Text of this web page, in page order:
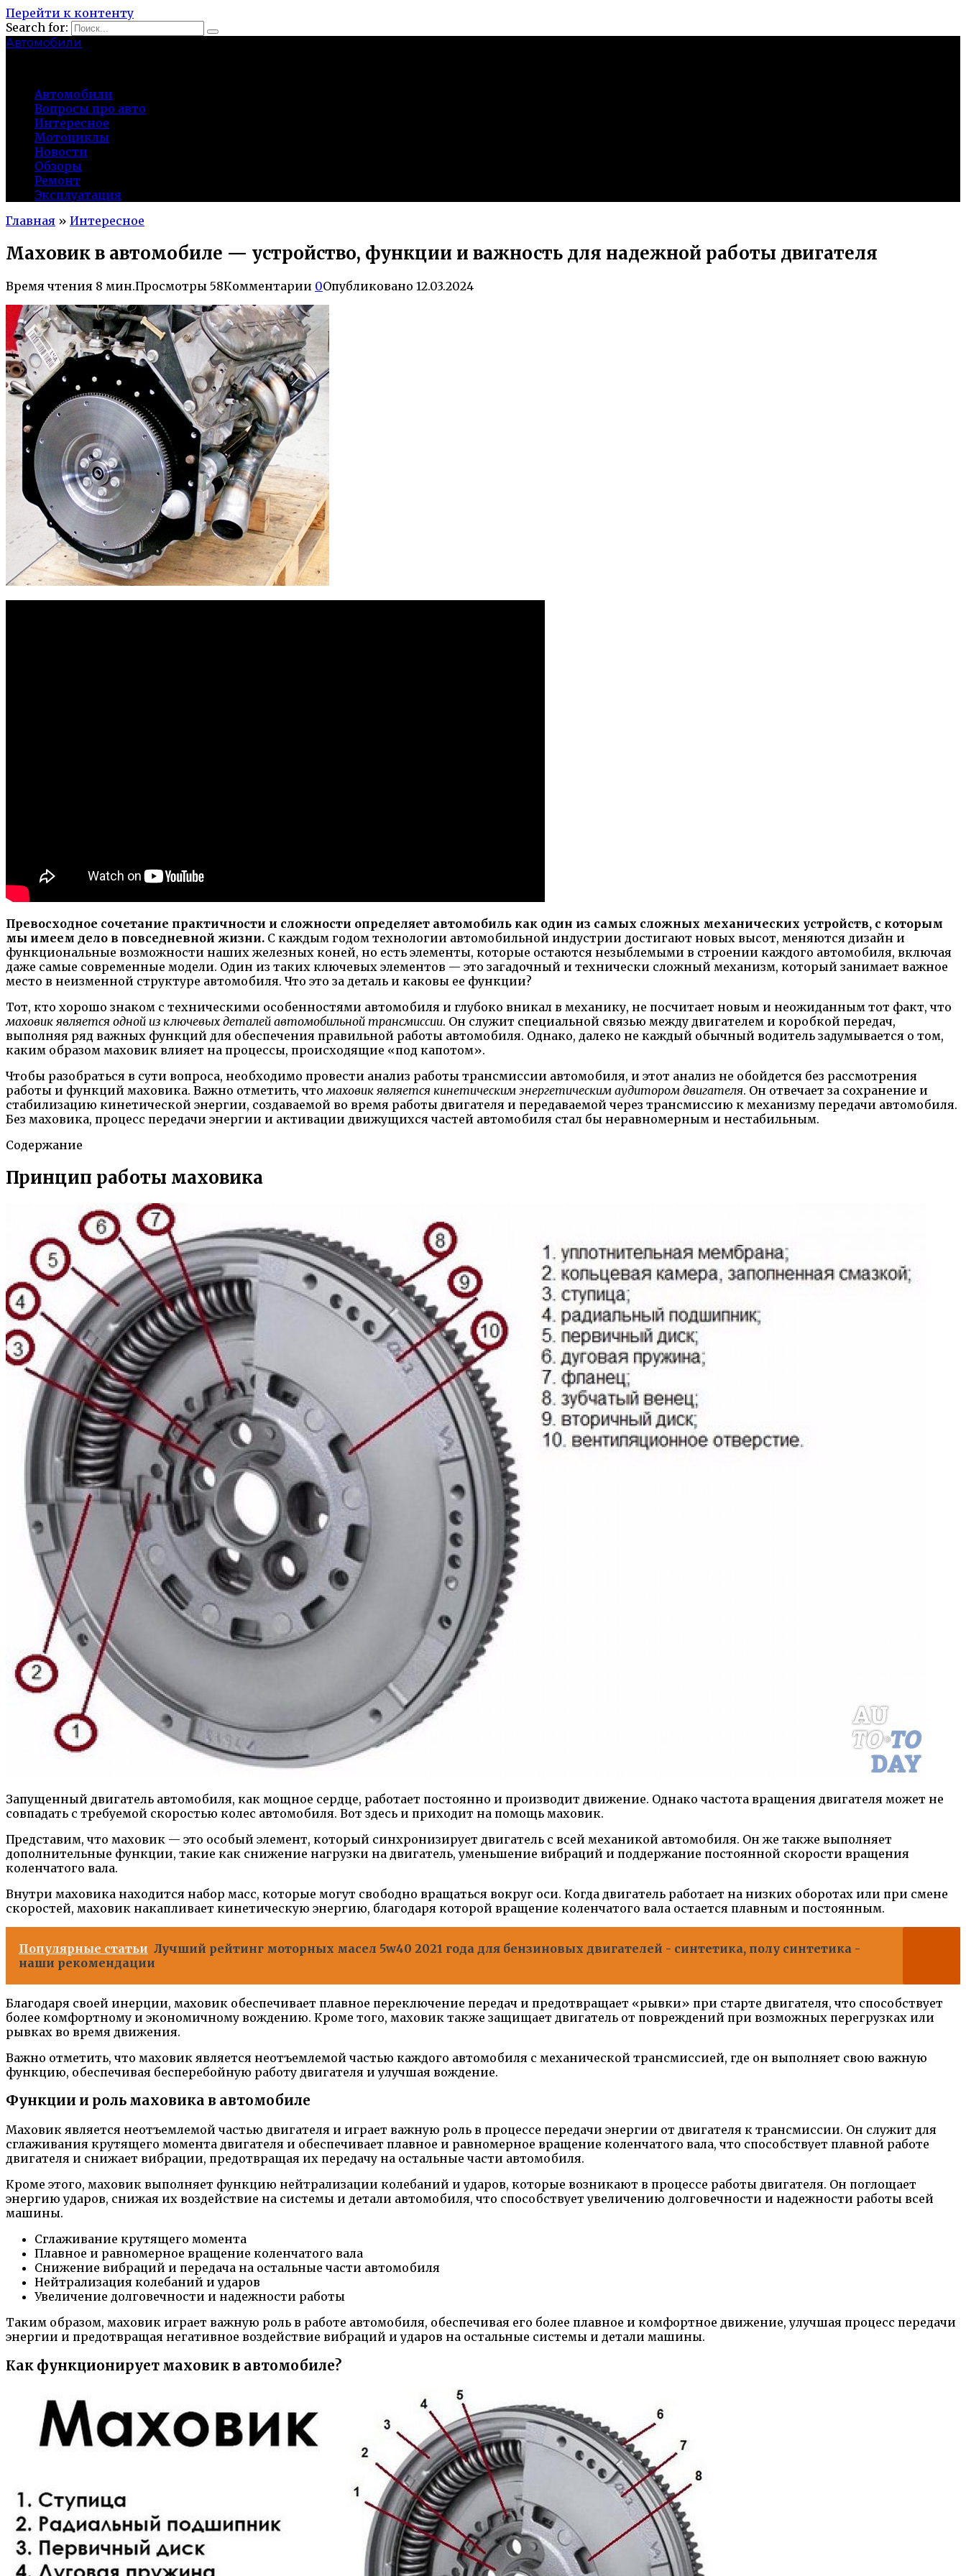
Перейти к контенту
Search for:
Автомобили
Автомобили
Вопросы про авто
Интересное
Мотоциклы
Новости
Обзоры
Ремонт
Эксплуатация
Главная » Интересное
Маховик в автомобиле — устройство, функции и важность для надежной работы двигателя
Время чтения 8 мин.Просмотры 58Комментарии 0Опубликовано 12.03.2024
Превосходное сочетание практичности и сложности определяет автомобиль как один из самых сложных механических устройств, с которым
мы имеем дело в повседневной жизни. С каждым годом технологии автомобильной индустрии достигают новых высот, меняются дизайн и
функциональные возможности наших железных коней, но есть элементы, которые остаются незыблемыми в строении каждого автомобиля, включая
даже самые современные модели. Один из таких ключевых элементов — это загадочный и технически сложный механизм, который занимает важное
место в неизменной структуре автомобиля. Что это за деталь и каковы ее функции?
Тот, кто хорошо знаком с техническими особенностями автомобиля и глубоко вникал в механику, не посчитает новым и неожиданным тот факт, что
маховик является одной из ключевых деталей автомобильной трансмиссии. Он служит специальной связью между двигателем и коробкой передач,
выполняя ряд важных функций для обеспечения правильной работы автомобиля. Однако, далеко не каждый обычный водитель задумывается о том,
каким образом маховик влияет на процессы, происходящие «под капотом».
Чтобы разобраться в сути вопроса, необходимо провести анализ работы трансмиссии автомобиля, и этот анализ не обойдется без рассмотрения
работы и функций маховика. Важно отметить, чтомаховик является кинетическим энергетическим аудитором двигателя. Он отвечает за сохранение и
стабилизацию кинетической энергии, создаваемой во время работы двигателя и передаваемой через трансмиссию к механизму передачи автомобиля.
Без маховика, процесс передачи энергии и активации движущихся частей автомобиля стал бы неравномерным и нестабильным.
Содержание
Принцип работы маховика
Запущенный двигатель автомобиля, как мощное сердце, работает постоянно и производит движение. Однако частота вращения двигателя может не
совпадать с требуемой скоростью колес автомобиля. Вот здесь и приходит на помощь маховик.
Представим, что маховик — это особый элемент, который синхронизирует двигатель с всей механикой автомобиля. Он же также выполняет
дополнительные функции, такие как снижение нагрузки на двигатель, уменьшение вибраций и поддержание постоянной скорости вращения
коленчатого вала.
Внутри маховика находится набор масс, которые могут свободно вращаться вокруг оси. Когда двигатель работает на низких оборотах или при смене
скоростей, маховик накапливает кинетическую энергию, благодаря которой вращение коленчатого вала остается плавным и постоянным.
Популярные статьи Лучший рейтинг моторных масел 5w40 2021 года для бензиновых двигателей - синтетика, полу синтетика -
наши рекомендации
Благодаря своей инерции, маховик обеспечивает плавное переключение передач и предотвращает «рывки» при старте двигателя, что способствует
более комфортному и экономичному вождению. Кроме того, маховик также защищает двигатель от повреждений при возможных перегрузках или
рывках во время движения.
Важно отметить, что маховик является неотъемлемой частью каждого автомобиля с механической трансмиссией, где он выполняет свою важную
функцию, обеспечивая бесперебойную работу двигателя и улучшая вождение.
Функции и роль маховика в автомобиле
Маховик является неотъемлемой частью двигателя и играет важную роль в процессе передачи энергии от двигателя к трансмиссии. Он служит для
сглаживания крутящего момента двигателя и обеспечивает плавное и равномерное вращение коленчатого вала, что способствует плавной работе
двигателя и снижает вибрации, предотвращая их передачу на остальные части автомобиля.
Кроме этого, маховик выполняет функцию нейтрализации колебаний и ударов, которые возникают в процессе работы двигателя. Он поглощает
энергию ударов, снижая их воздействие на системы и детали автомобиля, что способствует увеличению долговечности и надежности работы всей
машины.
Сглаживание крутящего момента
Плавное и равномерное вращение коленчатого вала
Снижение вибраций и передача на остальные части автомобиля
Нейтрализация колебаний и ударов
Увеличение долговечности и надежности работы
Таким образом, маховик играет важную роль в работе автомобиля, обеспечивая его более плавное и комфортное движение, улучшая процесс передачи
энергии и предотвращая негативное воздействие вибраций и ударов на остальные системы и детали машины.
Как функционирует маховик в автомобиле?